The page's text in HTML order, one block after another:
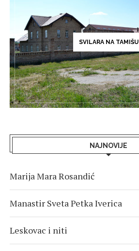
SVILARA NA TAMIŠU
NAJNOVIJE
Marija Mara Rosandić
Manastir Sveta Petka Iverica
Leskovac i niti